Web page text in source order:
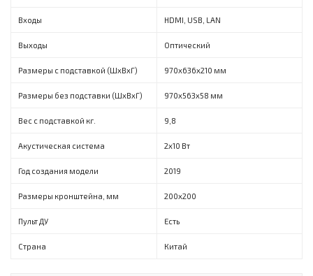
Входы HDMI, USB, LAN
Выходы Оптический
Размеры с подставкой (ШxВxГ) 970x636x210 мм
Размеры без подставки (ШxВxГ) 970x563x58 мм
Вес с подставкой кг. 9,8
Акустическая система 2x10 Вт
Год создания модели 2019
Размеры кронштейна, мм 200х200
Пульт ДУ Есть
Страна Китай